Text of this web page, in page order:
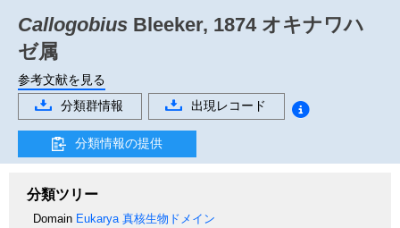
Callogobius Bleeker, 1874 オキナワハ
ゼ属
参考文献を見る
分類群情報
出現レコード
分類情報の提供
分類ツリー
Domain Eukarya 真核生物ドメイン